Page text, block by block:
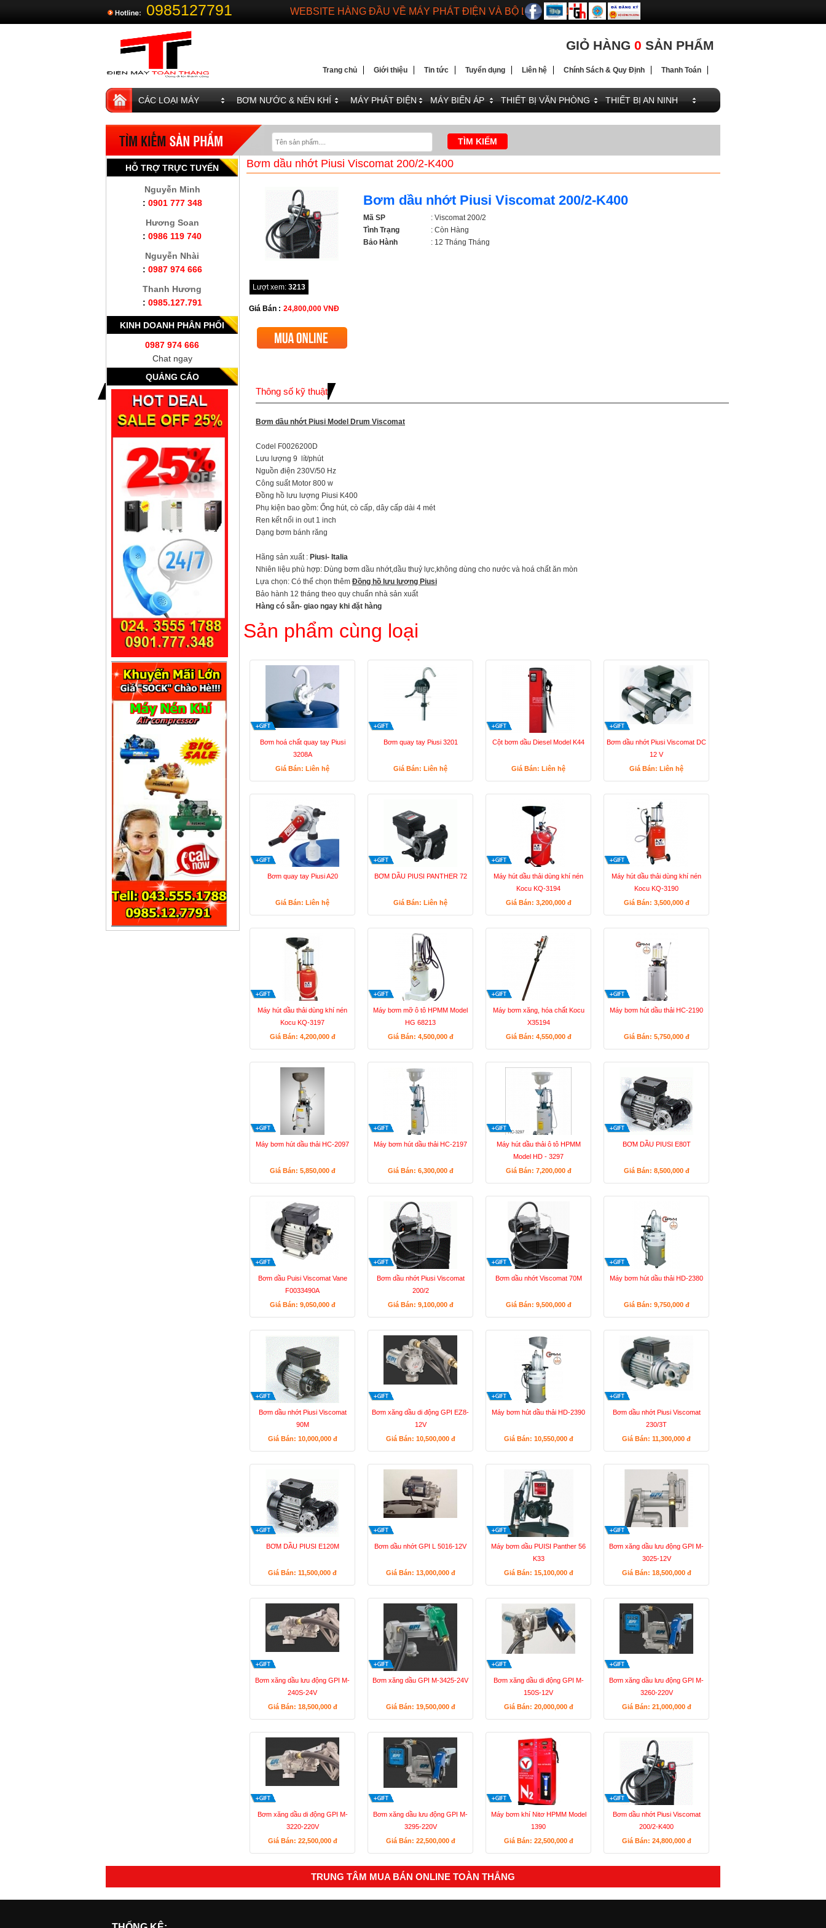
0985127791
DIENMAYTOANTHANG.COM
WEBSITE HÀNG ĐẦU VỀ MÁY PHÁT ĐIỆN VÀ BỘ LƯU ĐIỆN
GIỎ HÀNG 0 SẢN PHẨM
Trang chủ Giới thiệu Tin tức Tuyển dụng Liên hệ Chính Sách & Quy Định Thanh Toán
CÁC LOẠI MÁY BƠM NƯỚC & NÉN KHÍ MÁY PHÁT ĐIỆN MÁY BIẾN ÁP THIẾT BỊ VĂN PHÒNG THIẾT BỊ AN NINH
Bơm dầu nhớt Piusi Viscomat 200/2-K400
Lượt xem: 3213
Giá Bán : 24,800,000 VNĐ
Bơm dầu nhớt Piusi Viscomat 200/2-K400
Mã SP
: Viscomat 200/2
Tình Trạng
: Còn Hàng
Bảo Hành
: 12 Tháng Tháng
Thông số kỹ thuật
Bơm dầu nhớt Piusi Model Drum Viscomat
Codel F0026200D
Lưu lượng 9 lít/phút
Nguồn điện 230V/50 Hz
Công suất Motor 800 w
Đồng hồ lưu lượng Piusi K400
Phụ kiện bao gồm: Ống hút, cò cấp, dây cấp dài 4 mét
Ren kết nối in out 1 inch
Dạng bơm bánh răng
Hãng sản xuất : Piusi- Italia
Nhiên liệu phù hợp: Dùng bơm dầu nhớt,dầu thuỷ lực,không dùng cho nước và hoá chất ăn mòn
Lựa chọn: Có thể chọn thêm Đồng hồ lưu lượng Piusi
Bảo hành 12 tháng theo quy chuẩn nhà sản xuất
Hàng có sẵn- giao ngay khi đặt hàng
Sản phẩm cùng loại
Bơm hoá chất quay tay Piusi
3208A
Giá Bán: Liên hệ
Bơm quay tay Piusi 3201
Giá Bán: Liên hệ
Cột bơm dầu Diesel Model K44
Giá Bán: Liên hệ
Bơm dầu nhớt Piusi Viscomat DC
12 V
Giá Bán: Liên hệ
Bơm quay tay Piusi A20
Giá Bán: Liên hệ
BƠM DẦU PIUSI PANTHER 72
Giá Bán: Liên hệ
Máy hút dầu thải dùng khí nén
Kocu KQ-3194
Giá Bán: 3,200,000 đ
Máy hút dầu thải dùng khí nén
Kocu KQ-3190
Giá Bán: 3,500,000 đ
Máy hút dầu thải dùng khí nén
Kocu KQ-3197
Giá Bán: 4,200,000 đ
Máy bơm mỡ ô tô HPMM Model
HG 68213
Giá Bán: 4,500,000 đ
Máy bơm xăng, hóa chất Kocu
X35194
Giá Bán: 4,550,000 đ
Máy bơm hút dầu thải HC-2190
Giá Bán: 5,750,000 đ
Máy bơm hút dầu thải HC-2097
Giá Bán: 5,850,000 đ
Máy bơm hút dầu thải HC-2197
Giá Bán: 6,300,000 đ
Máy hút dầu thải ô tô HPMM
Model HD - 3297
Giá Bán: 7,200,000 đ
BƠM DẦU PIUSI E80T
Giá Bán: 8,500,000 đ
Bơm dầu Puisi Viscomat Vane
F0033490A
Giá Bán: 9,050,000 đ
Bơm dầu nhớt Piusi Viscomat
200/2
Giá Bán: 9,100,000 đ
Bơm dầu nhớt Viscomat 70M
Giá Bán: 9,500,000 đ
Máy bơm hút dầu thải HD-2380
Giá Bán: 9,750,000 đ
Bơm dầu nhớt Piusi Viscomat
90M
Giá Bán: 10,000,000 đ
Bơm xăng dầu di động GPI EZ8-
12V
Giá Bán: 10,500,000 đ
Máy bơm hút dầu thải HD-2390
Giá Bán: 10,550,000 đ
Bơm dầu nhớt Piusi Viscomat
230/3T
Giá Bán: 11,300,000 đ
BƠM DẦU PIUSI E120M
Giá Bán: 11,500,000 đ
Bơm dầu nhớt GPI L 5016-12V
Giá Bán: 13,000,000 đ
Máy bơm dầu PUISI Panther 56
K33
Giá Bán: 15,100,000 đ
Bơm xăng dầu lưu động GPI M-
3025-12V
Giá Bán: 18,500,000 đ
Bơm xăng dầu lưu động GPI M-
240S-24V
Giá Bán: 18,500,000 đ
Bơm xăng dầu GPI M-3425-24V
Giá Bán: 19,500,000 đ
Bơm xăng dầu di động GPI M-
150S-12V
Giá Bán: 20,000,000 đ
Bơm xăng dầu lưu động GPI M-
3260-220V
Giá Bán: 21,000,000 đ
Bơm xăng dầu di động GPI M-
3220-220V
Giá Bán: 22,500,000 đ
Bơm xăng dầu lưu động GPI M-
3295-220V
Giá Bán: 22,500,000 đ
Máy bơm khí Nitơ HPMM Model
1390
Giá Bán: 22,500,000 đ
Bơm dầu nhớt Piusi Viscomat
200/2-K400
Giá Bán: 24,800,000 đ
HỖ TRỢ TRỰC TUYẾN
Nguyễn Minh
: 0901 777 348
Hương Soan
: 0986 119 740
Nguyễn Nhài
: 0987 974 666
Thanh Hương
: 0985.127.791
KINH DOANH PHÂN PHỐI
0987 974 666
Chat ngay
QUẢNG CÁO
TRUNG TÂM MUA BÁN ONLINE TOÀN THẮNG